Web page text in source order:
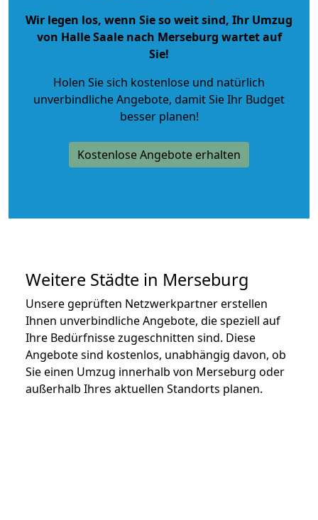
Wir legen los, wenn Sie so weit sind, Ihr Umzug
von Halle Saale nach Merseburg wartet auf
Sie!
Holen Sie sich kostenlose und natürlich
unverbindliche Angebote, damit Sie Ihr Budget
besser planen!
Kostenlose Angebote erhalten
Weitere Städte in Merseburg
Unsere geprüften Netzwerkpartner erstellen
Ihnen unverbindliche Angebote, die speziell auf
Ihre Bedürfnisse zugeschnitten sind. Diese
Angebote sind kostenlos, unabhängig davon, ob
Sie einen Umzug innerhalb von Merseburg oder
außerhalb Ihres aktuellen Standorts planen.